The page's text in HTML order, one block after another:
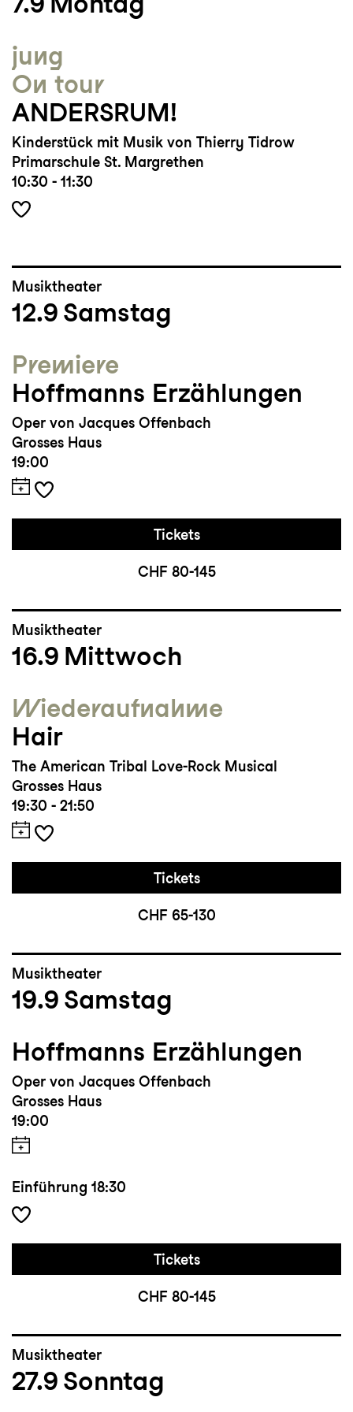
Winterthur, als Regisseurin für Bühne
Mammern, Kammerorchester Basel u.a., als
Workshopleiterin für den Verein
Kulturkosmonauten u.a.
Arbeitet oft und gerne inklusiv.
jung
On tour
ANDERSRUM!
Kinderstück mit Musik von Thierry Tidrow
Primarschule St. Margrethen
10:30 - 11:30
Musiktheater
12.9 Samstag
Premiere
Hoffmanns Erzählungen
Oper von Jacques Offenbach
Grosses Haus
19:00
Tickets
CHF 80-145
Musiktheater
16.9 Mittwoch
Wieder­aufnahme
Hair
The American Tribal Love-Rock Musical
Grosses Haus
19:30 - 21:50
Tickets
CHF 65-130
Musiktheater
19.9 Samstag
Hoffmanns Erzählungen
Oper von Jacques Offenbach
Grosses Haus
19:00
Einführung 18:30
Tickets
CHF 80-145
Musiktheater
27.9 Sonntag